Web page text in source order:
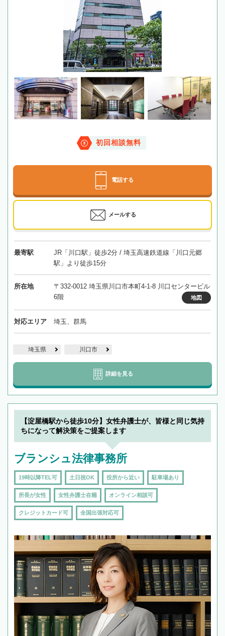
初回相談無料
電話する
メールする
最寄駅
JR「川口駅」徒歩2分 / 埼玉高速鉄道線「川口元郷
駅」より徒歩15分
所在地
〒332-0012 埼玉県川口市本町4-1-8 川口センタービル
6階
地図
対応エリア 埼玉、群馬
埼玉県 川口市
詳細を見る
【淀屋橋駅から徒歩10分】女性弁護士が、皆様と同じ気持
ちになって解決策をご提案します
ブランシュ法律事務所
19時以降TEL可 土日祝OK 役所から近い 駐車場あり
所長が女性 女性弁護士在籍 オンライン相談可
クレジットカード可 全国出張対応可